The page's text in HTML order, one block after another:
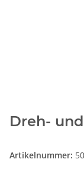
Dreh-
Artikelnummer: